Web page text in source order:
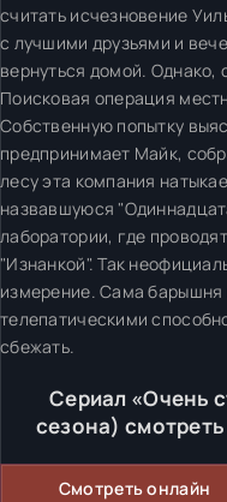
считать исчезновение
с лучшими друзьями и
вернуться домой. Однако,
Поисковая операция
Собственную попытку
предпринимает Майк,
лесу эта компания
назвавшуюся
лаборатории, где
"Изнанкой". Так
измерение. Сама барышня
телепатическими
сбежать.
Сериал «Очень
сезона)
Смотреть онлайн